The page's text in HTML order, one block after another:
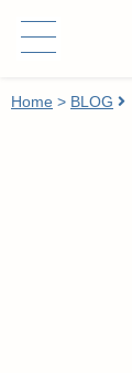
Home > BLOG